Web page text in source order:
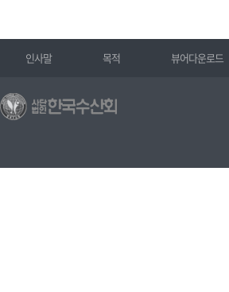
인사말 목적 뷰어다운로드